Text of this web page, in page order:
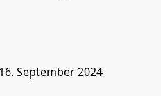
16. September 2024